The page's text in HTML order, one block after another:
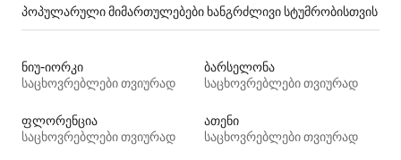
პოპულარული მიმართულებები ხანგრძლივი სტუმრობისთვის
ნიუ-იორკი
საცხოვრებლები თვიურად
ბარსელონა
საცხოვრებლები თვიურად
ფლორენცია
საცხოვრებლები თვიურად
ათენი
საცხოვრებლები თვიურად